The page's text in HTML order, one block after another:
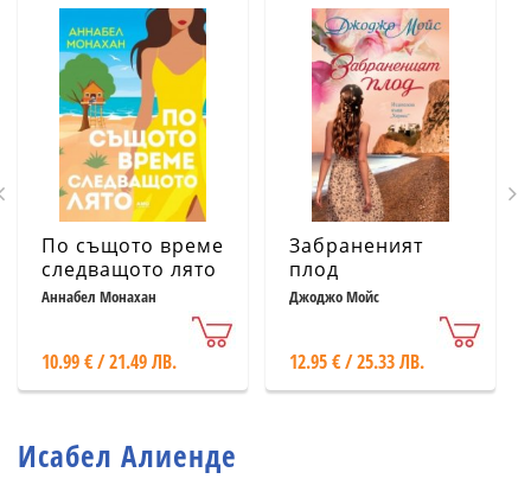
По същото време
следващото лято
Аннабел Монахан
10.99 € / 21.49 ЛВ.
Забраненият
плод
Джоджо Мойс
12.95 € / 25.33 ЛВ.
Исабел Алиенде